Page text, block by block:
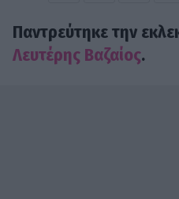
Παντρεύτηκε την
Λευτέρης Βαζαίος.